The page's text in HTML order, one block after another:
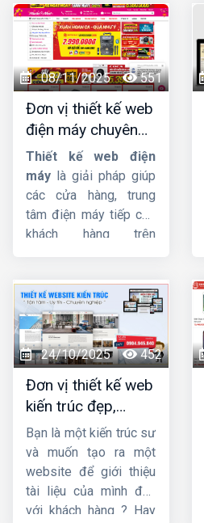
hàng tiềm năng và hỗ
trợ quản lý dịch vụ một
cách chuyên nghiệp,
tiện lợi. Tại sao chú
trọng đầu tư vào
website spa, thẩm mỹ
viện? CùngCông ty
HIGkhám phá nhé.
08/11/2025 551
Đơn vị thiết kế web
điện máy chuyên
nghiệp, chuẩn SEO,
giá tốt
Thiết kế web điện
máy là giải pháp giúp
các cửa hàng, trung
tâm điện máy tiếp cận
khách hàng trên
nhanh chóng.Công ty
HIGvới kinh nghiệm
hơn 10 năm trong lĩnh
vực thiết kế website,
chúng tôi đảm bảo
mang sự hài lòng cho
quý khách về chất
lượng dịch vụ.
24/10/2025 452
Đơn vị thiết kế web
kiến trúc đẹp,
chuyên nghiệp,
chuẩn SEO
Bạn là một kiến trúc sư
và muốn tạo ra một
website để giới thiệu
tài liệu của mình đến
với khách hàng ? Hay